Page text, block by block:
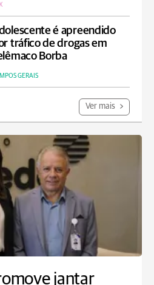
é apreendido
tráfico de drogas em
Borba
GERAIS
Ver mais
jantar